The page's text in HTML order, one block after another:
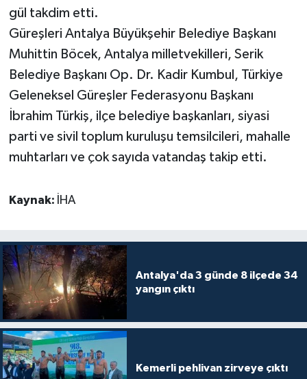
gül takdim etti.
Güreşleri Antalya Büyükşehir Belediye Başkanı
Muhittin Böcek, Antalya milletvekilleri, Serik
Belediye Başkanı Op. Dr. Kadir Kumbul, Türkiye
Geleneksel Güreşler Federasyonu Başkanı
İbrahim Türkiş, ilçe belediye başkanları, siyasi
parti ve sivil toplum kuruluşu temsilcileri, mahalle
muhtarları ve çok sayıda vatandaş takip etti.
Kaynak: İHA
Antalya'da 3 günde 8 ilçede 34
yangın çıktı
Kemerli pehlivan zirveye çıktı